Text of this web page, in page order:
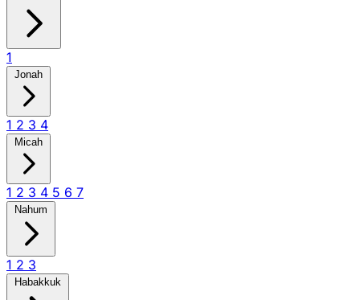
1
Jonah
1 2 3 4
Micah
1 2 3 4 5 6 7
Nahum
1 2 3
Habakkuk